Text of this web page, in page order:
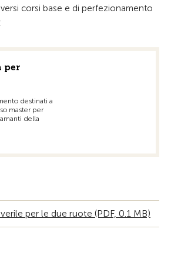
corsi base e di perfezionamento
per
destinati a
master per
della
per le due ruote (PDF, 0.1 MB)